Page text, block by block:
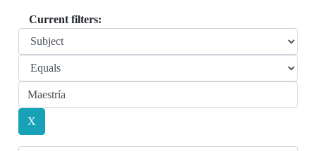
Current filters: